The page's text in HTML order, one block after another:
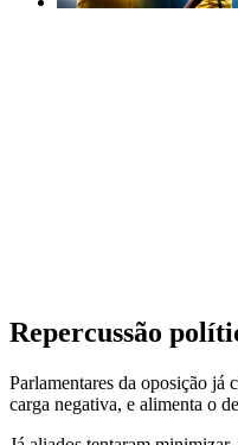
Repercussão
Parlamentares da oposição
carga negativa, e alimenta o